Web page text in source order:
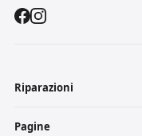
Riparazioni
Pagine